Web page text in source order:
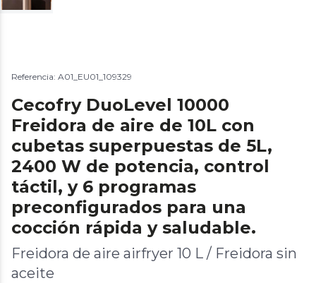
Referencia: A01_EU01_109329
Cecofry DuoLevel 10000
Freidora de aire de 10L con
cubetas superpuestas de 5L,
2400 W de potencia, control
táctil, y 6 programas
preconfigurados para una
cocción rápida y saludable.
Freidora de aire airfryer 10 L / Freidora sin
aceite